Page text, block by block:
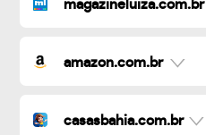
magazineluiza.com.br
amazon.com.br
casasbahia.com.br